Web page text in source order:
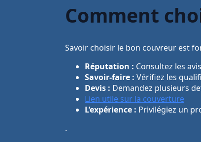
Comment
Savoir choisir le bon couvreur est
Réputation : Consultez les
Savoir-faire : Vérifiez les
Devis : Demandez plusieurs
Lien utile sur la couverture
L’expérience : Privilégiez un
.